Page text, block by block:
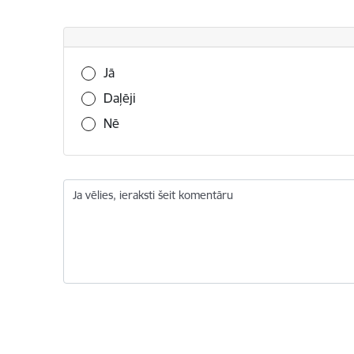
Vai šī informācija bija noderīga?
Jā
Daļēji
Nē
Ja vēlies, ieraksti šeit komentāru